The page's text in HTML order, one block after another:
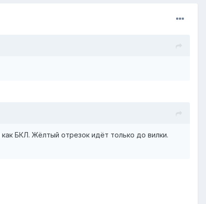
БКЛ. Жёлтый отрезок идёт только до вилки.